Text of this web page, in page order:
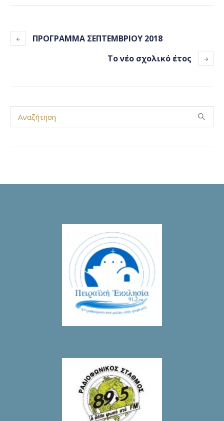
ΠΡΟΓΡΑΜΜΑ ΣΕΠΤΕΜΒΡΙΟΥ 2018
Το νέο σχολικό έτος